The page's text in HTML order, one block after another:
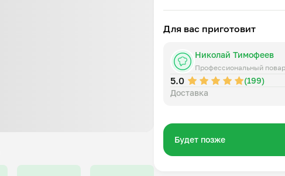
Для вас приготовит
Николай Тимофеев
Профессиональный повар
5.0
(199)
Доставка
Будет позже